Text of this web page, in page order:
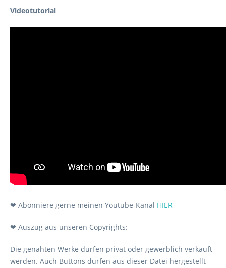
Videotutorial
❤ Abonniere gerne meinen Youtube-Kanal HIER
❤ Auszug aus unseren Copyrights:
Die genähten Werke dürfen privat oder gewerblich verkauft
werden. Auch Buttons dürfen aus dieser Datei hergestellt